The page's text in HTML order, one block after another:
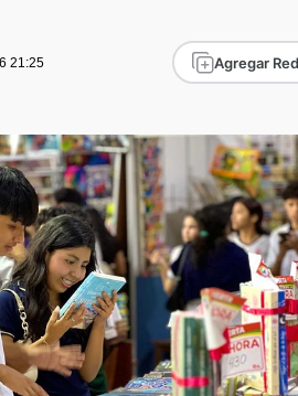
21:25 Agregar